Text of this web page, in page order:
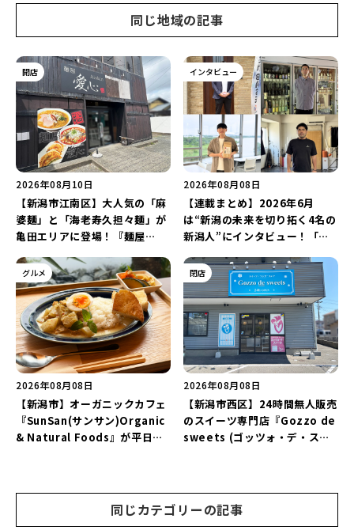
同じ地域の記事
開店
2026年08月10日
【新潟市江南区】大人気の「麻
婆麺」と「海老寿久担々麺」が
亀田エリアに登場！『麺屋
プン予定♪
インタビュー
2026年08月08日
【連載まとめ】2026年6月
は“新潟の未来を切り拓く4名の
新潟人”にインタビュー！「学
トグラファー」など要チェック
♪
グルメ
2026年08月08日
【新潟市】オーガニックカフェ
『SunSan(サンサン)Organic
& Natural Foods』が平日ラ
レートランチ」を実食レポート
閉店
2026年08月08日
【新潟市西区】24時間無人販売
のスイーツ専門店『Gozzo de
sweets (ゴッツォ・デ・スイ
同じカテゴリーの記事